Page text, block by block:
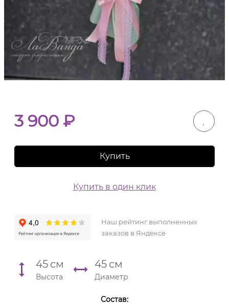
3 900 ₽
Купить
Купить в один клик
Наш рейтинг выполненных
заказов в Яндексе
45 см
Высота
45 см
Диаметр
Состав: